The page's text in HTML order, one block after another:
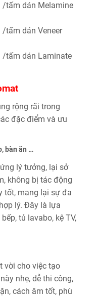
/tấm dán Melamine
tấm dán Veneer
/tấm dán Laminate
rộng rãi trong
đặc điểm và ưu
bàn ăn …
lý tưởng, lại sở
không bị tác động
tốt, mang lại sự đa
lý. Đây là lựa
tủ lavabo, kệ TV,
vời cho việc tạo
nhẹ, dễ thi công,
cách âm tốt, phù